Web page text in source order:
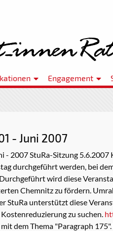
Engagement
- Juni 2007
- 2007 StuRa-Sitzung
durchgeführt werden, bei
wird diese
Chemnitz zu fördern.
StuRa unterstützt diese
zu suchen.
dem Thema "Paragraph